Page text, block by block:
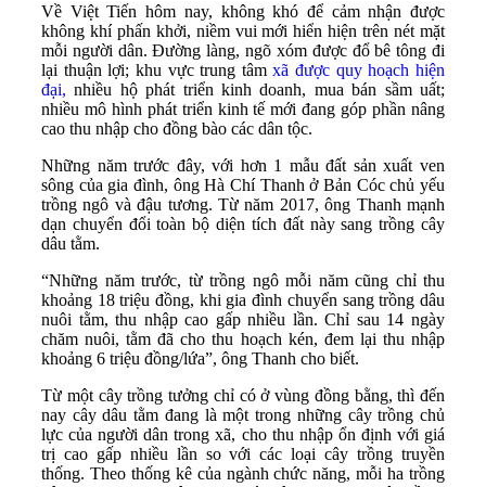
Về Việt Tiến hôm nay, không khó để cảm nhận được
không khí phấn khởi, niềm vui mới hiển hiện trên nét mặt
mỗi người dân. Đường làng, ngõ xóm được đổ bê tông đi
lại thuận lợi; khu vực trung tâmxã được quy hoạch hiện
đại, nhiều hộ phát triển kinh doanh, mua bán sầm uất;
nhiều mô hình phát triển kinh tế mới đang góp phần nâng
cao thu nhập cho đồng bào các dân tộc.
Những năm trước đây, với hơn 1 mẫu đất sản xuất ven
sông của gia đình, ông Hà Chí Thanh ở Bản Cóc chủ yếu
trồng ngô và đậu tương. Từ năm 2017, ông Thanh mạnh
dạn chuyển đổi toàn bộ diện tích đất này sang trồng cây
dâu tằm.
“Những năm trước, từ trồng ngô mỗi năm cũng chỉ thu
khoảng 18 triệu đồng, khi gia đình chuyển sang trồng dâu
nuôi tằm, thu nhập cao gấp nhiều lần. Chỉ sau 14 ngày
chăm nuôi, tằm đã cho thu hoạch kén, đem lại thu nhập
khoảng 6 triệu đồng/lứa”, ông Thanh cho biết.
Từ một cây trồng tưởng chỉ có ở vùng đồng bằng, thì đến
nay cây dâu tằm đang là một trong những cây trồng chủ
lực của người dân trong xã, cho thu nhập ổn định với giá
trị cao gấp nhiều lần so với các loại cây trồng truyền
thống. Theo thống kê của ngành chức năng, mỗi ha trồng